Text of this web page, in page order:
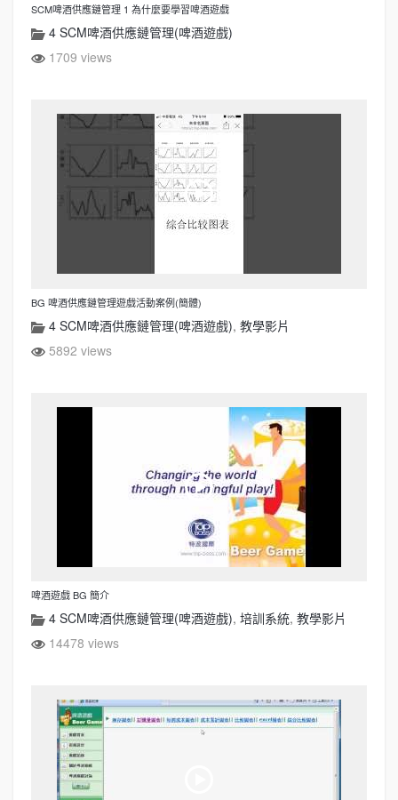
SCM啤酒供應鏈管理 1 為什麼要學習啤酒遊戲
4 SCM啤酒供應鏈管理(啤酒遊戲)
1709 views
BG 啤酒供應鏈管理遊戲活動案例(簡體)
4 SCM啤酒供應鏈管理(啤酒遊戲), 教學影片
5892 views
啤酒遊戲 BG 簡介
4 SCM啤酒供應鏈管理(啤酒遊戲), 培訓系統, 教學影片
14478 views